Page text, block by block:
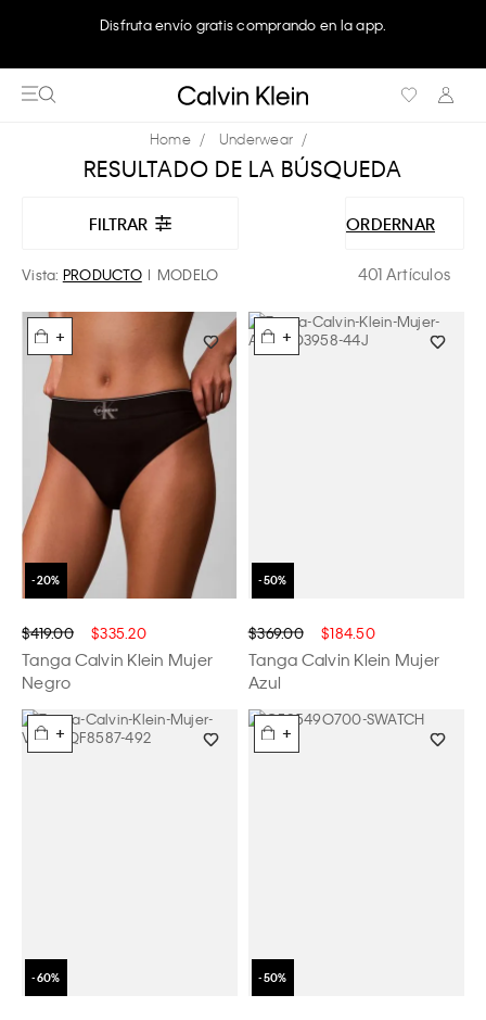
Disfruta envío gratis comprando en la app.
Underwear
RESULTADO DE LA BÚSQUEDA
FILTRAR ORDERNAR
Vista: PRODUCTO MODELO 401 Artículos
+
$419.00 $335.20
Tanga Calvin Klein Mujer
Negro
+
$369.00 $184.50
Tanga Calvin Klein Mujer
Azul
+ +